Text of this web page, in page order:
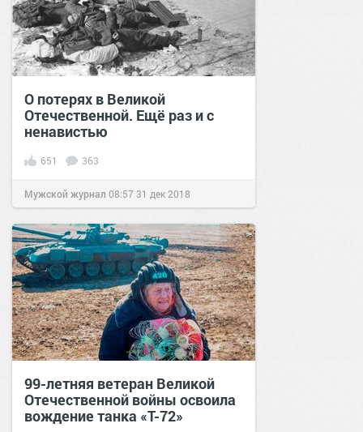
О потерях в Великой
Отечественной. Ещё раз и с
ненавистью
651 363
Мужской журнал 08:57 31 дек 2018
99-летняя ветеран Великой
Отечественной войны освоила
вождение танка «Т-72»